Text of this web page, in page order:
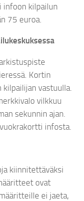
infoon kilpailun
75 euroa.
Kortin
vastuulla.
vilkkuu
sekunnin ajan.
infosta.
kiinnitettäväksi
ovat
ei jaeta,